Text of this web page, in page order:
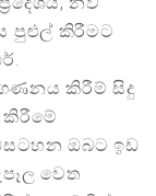
පුළුල් කිරීමට
කිරීම් සිදු
ඔබට ඉඩ
වෙත